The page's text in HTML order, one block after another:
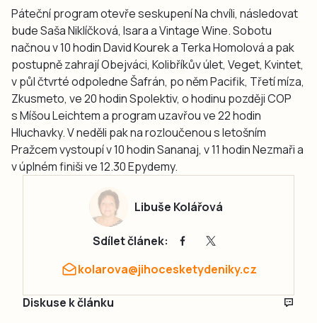
Páteční program otevře seskupení Na chvíli, následovat
bude Saša Niklíčková, Isara a Vintage Wine. Sobotu
načnou v 10 hodin David Kourek a Terka Homolová a pak
postupně zahrají Obejváci, Kolibříkův úlet, Veget, Kvintet,
v půl čtvrté odpoledne Šafrán, po něm Pacifik, Třetí míza,
Zkusmeto, ve 20 hodin Spolektiv, o hodinu později COP
s Míšou Leichtem a program uzavřou ve 22 hodin
Hluchavky. V neděli pak na rozloučenou s letošním
Pražcem vystoupí v 10 hodin Sananaj, v 11 hodin Nezmaři a
v úplném finiši ve 12.30 Epydemy.
Libuše Kolářová
Sdílet článek:
kolarova@jihocesketydeniky.cz
Diskuse k článku